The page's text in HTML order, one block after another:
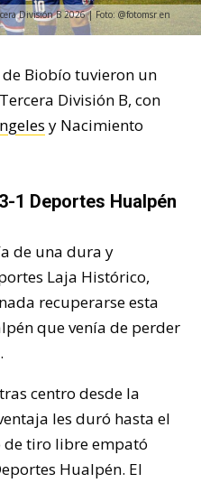
División B 2026 | Foto: @fotomsr en
Biobío tuvieron un
División B, con
y Nacimiento
1 Deportes Hualpén
de una dura y
Laja Histórico,
recuperarse esta
que venía de perder
centro desde la
les duró hasta el
de tiro libre empató
Hualpén. El